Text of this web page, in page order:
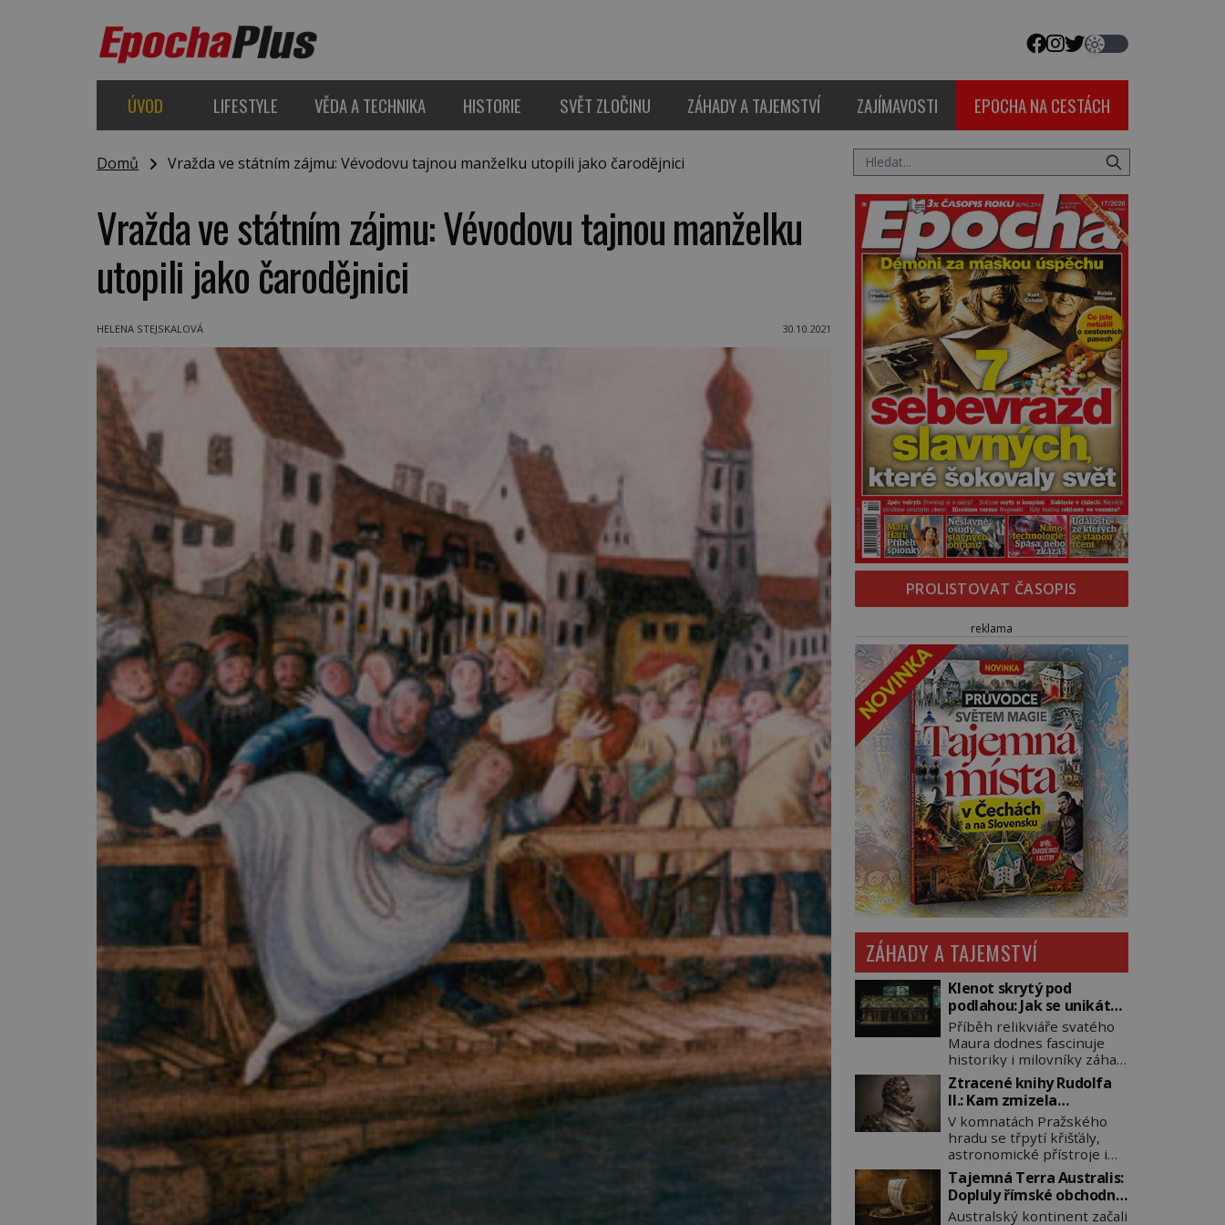
ÚVOD LIFESTYLE VĚDA A TECHNIKA HISTORIE SVĚT ZLOČINU ZÁHADY A TAJEMSTVÍ ZAJÍMAVOSTI EPOCHA NA CESTÁCH
Domů Vražda ve státním zájmu: Vévodovu tajnou manželku utopili jako čarodějnici
Vražda ve státním zájmu: Vévodovu tajnou manželku
utopili jako čarodějnici
HELENA STEJSKALOVÁ 30.10.2021
PROLISTOVAT ČASOPIS
reklama
ZÁHADY A TAJEMSTVÍ
Klenot skrytý pod
podlahou: Jak se unikátní
románský poklad dostal
do zapadlého Bečova?
Příběh relikviáře svatého
Maura dodnes fascinuje
historiky i milovníky záhad
po celém světě. Tato
románská zlatnická
památka ze 13. století je
po českých korunovačních
klenotech druhým
nejcennějším movitým
majetkem v České
republice. Přestože byl
klenot v roce 1985 po
Ztracené knihy Rudolfa
II.: Kam zmizela
nejzáhadnější knihovna
Evropy?
V komnatách Pražského
hradu se třpytí křišťály,
astronomické přístroje i
podivné alchymistické
rukopisy. Císař Rudolf II.
shromažďuje vše, co
souvisí s tajemstvím
Tajemná Terra Australis:
Dopluly římské obchodní
lodě až do Austrálie?
Australský kontinent začali